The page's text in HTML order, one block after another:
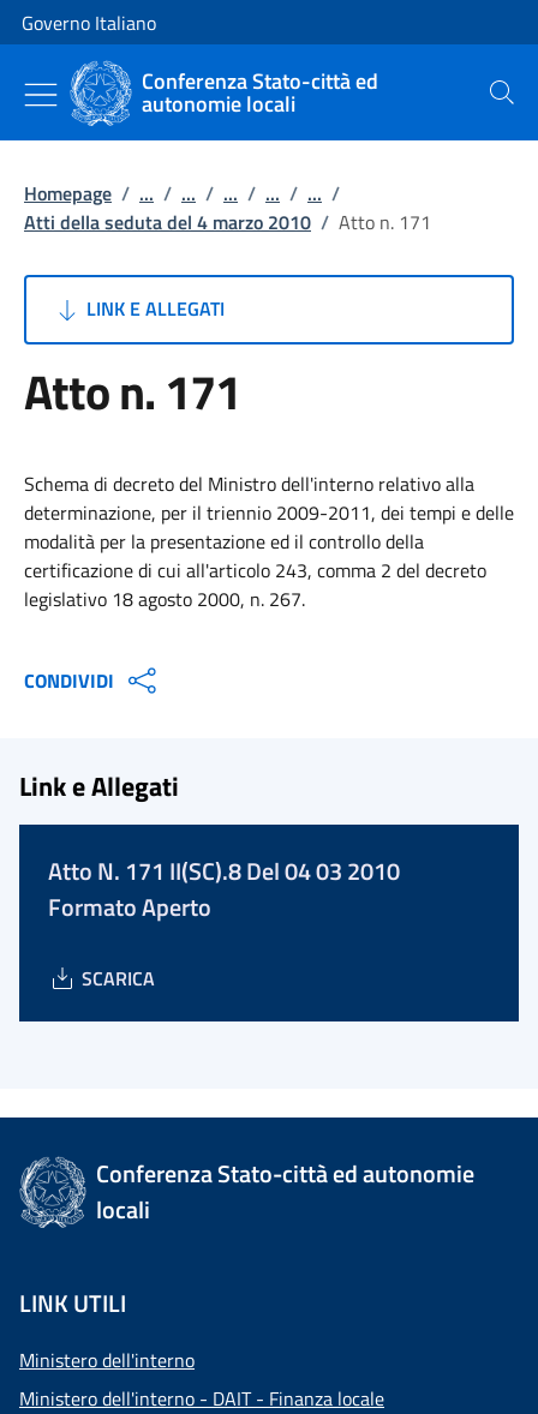
Vai al contenuto
Vai alla navigazione del sito
Governo Italiano
Conferenza Stato-città ed
autonomie locali Cerca
Homepage / ... / ... / ... / ... / ... /
Atti della seduta del 4 marzo 2010 / Atto n. 171
LINK E ALLEGATI
Atto n. 171
Schema di decreto del Ministro dell'interno relativo alla
determinazione, per il triennio 2009-2011, dei tempi e delle
modalità per la presentazione ed il controllo della
certificazione di cui all'articolo 243, comma 2 del decreto
legislativo 18 agosto 2000, n. 267.
CONDIVIDI
Link e Allegati
Atto N. 171 II(SC).8 Del 04 03 2010
Formato Aperto
SCARICA
Conferenza Stato-città ed autonomie
locali
LINK UTILI
Ministero dell'interno
Ministero dell'interno - DAIT - Finanza locale